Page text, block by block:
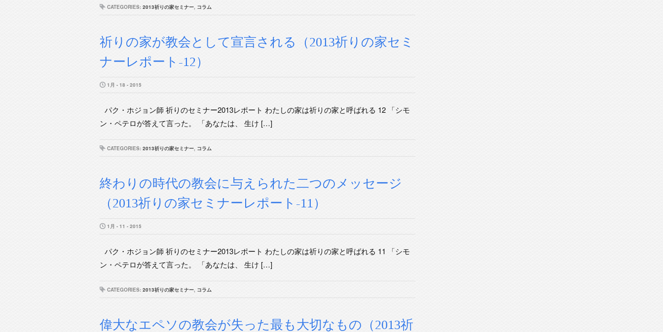
CATEGORIES: 2013祈りの家セミナー, コラム
祈りの家が教会として宣言される（2013祈りの家セミ
ナーレポート-12）
1月 - 18 - 2015
パク・ホジョン師 祈りのセミナー2013レポート わたしの家は祈りの家と呼ばれる 12 「シモ
ン・ペテロが答えて言った。 「あなたは、 生け […]
CATEGORIES: 2013祈りの家セミナー, コラム
終わりの時代の教会に与えられた二つのメッセージ
（2013祈りの家セミナーレポート-11）
1月 - 11 - 2015
パク・ホジョン師 祈りのセミナー2013レポート わたしの家は祈りの家と呼ばれる 11 「シモ
ン・ペテロが答えて言った。 「あなたは、 生け […]
CATEGORIES: 2013祈りの家セミナー, コラム
偉大なエペソの教会が失った最も大切なもの（2013祈